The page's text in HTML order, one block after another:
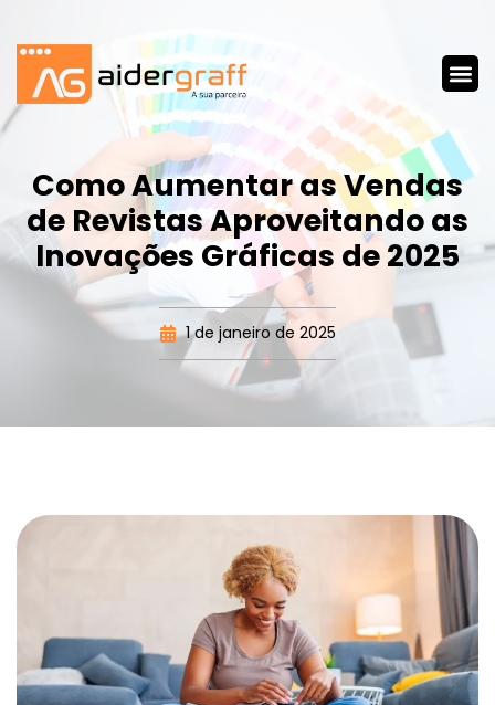
Como Aumentar as Vendas
de Revistas Aproveitando as
Inovações Gráficas de 2025
1 de janeiro de 2025